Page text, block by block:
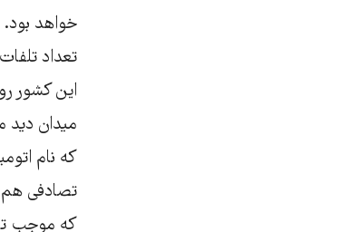
تعداد
این کشور
میدان
که نام
تصادفی هم
که موجب